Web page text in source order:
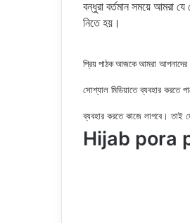
বন্ধুরা বর্তমান সময়ে আমরা
নিতে হয়।
প্রিয় পাঠক আজকেআমরা আপনাদের
সোশ্যাল মিডিয়াতে ব্যবহার করতে
ব্যবহার করতে কাজে লাগবে। তাই
Hijab pora